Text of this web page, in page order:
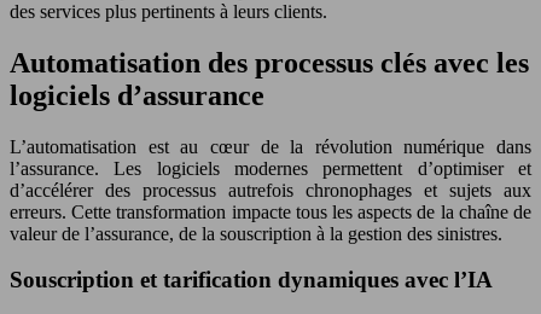
des services plus pertinents à leurs clients.
Automatisation des processus clés avec les
logiciels d’assurance
L’automatisation est au cœur de la révolution numérique dans
l’assurance. Les logiciels modernes permettent d’optimiser et
d’accélérer des processus autrefois chronophages et sujets aux
erreurs. Cette transformation impacte tous les aspects de la chaîne de
valeur de l’assurance, de la souscription à la gestion des sinistres.
Souscription et tarification dynamiques avec l’IA